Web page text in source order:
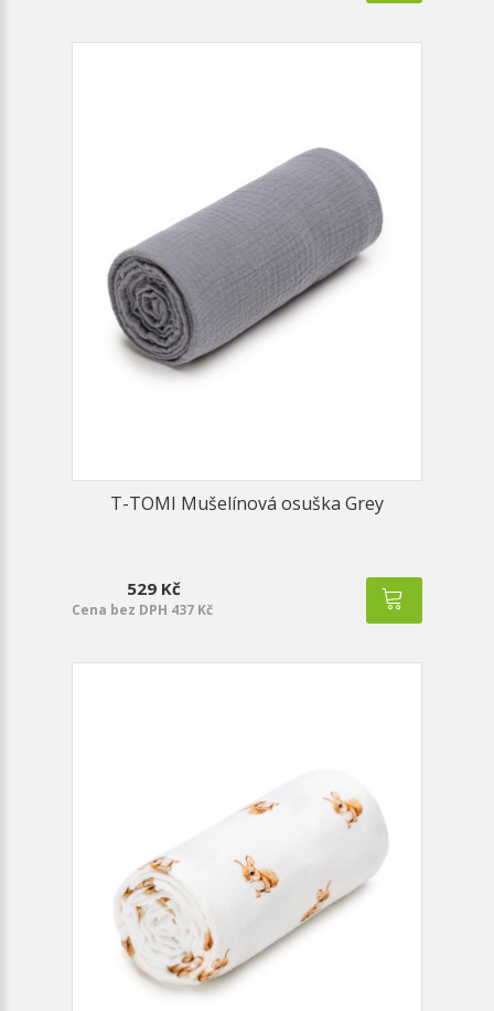
T-TOMI Mušelínová osuška Grey
529 Kč
Cena bez DPH 437 Kč